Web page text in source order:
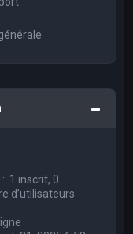
1 inscrit, 0
d’utilisateurs